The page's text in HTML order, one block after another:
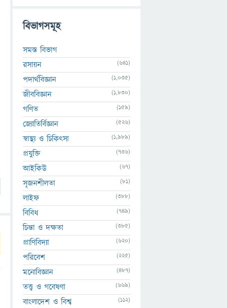
বিভাগসমূহ
সমস্ত বিভাগ
রসায়ন
(641)
পদার্থবিজ্ঞান (1,035)
জীববিজ্ঞান (1,830)
গণিত (159)
জ্যোতির্বিজ্ঞান (526)
স্বাস্থ্য ও চিকিৎসা (1,989)
প্রযুক্তি (736)
আইকিউ (67)
সৃজনশীলতা (81)
লাইফ (388)
বিবিধ (749)
চিন্তা ও দক্ষতা (385)
প্রাণিবিদ্যা (620)
পরিবেশ (225)
মনোবিজ্ঞান (487)
তত্ত্ব ও গবেষণা (669)
বাংলাদেশ ও বিশ্ব (112)